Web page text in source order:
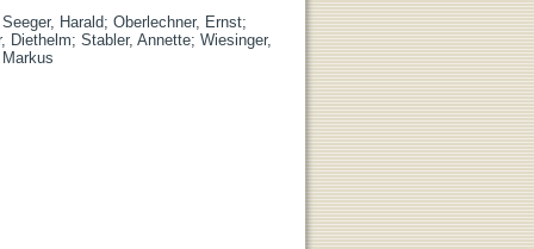
Seeger, Harald; Oberlechner, Ernst;
Diethelm; Stabler, Annette; Wiesinger,